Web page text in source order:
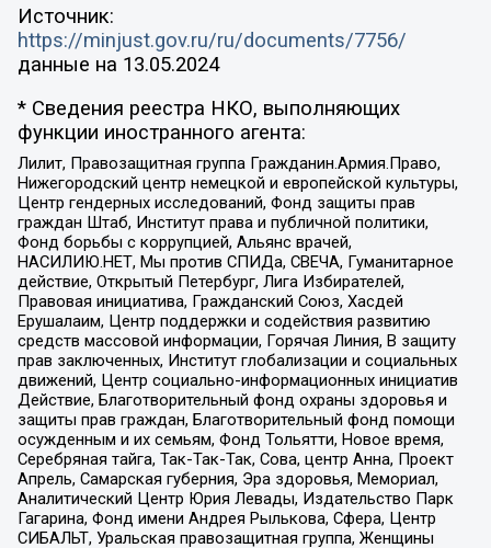
Источник:
https://minjust.gov.ru/ru/documents/7756/
данные на 13.05.2024
* Сведения реестра НКО, выполняющих
функции иностранного агента:
Лилит, Правозащитная группа Гражданин.Армия.Право,
Нижегородский центр немецкой и европейской культуры,
Центр гендерных исследований, Фонд защиты прав
граждан Штаб, Институт права и публичной политики,
Фонд борьбы с коррупцией, Альянс врачей,
НАСИЛИЮ.НЕТ, Мы против СПИДа, СВЕЧА, Гуманитарное
действие, Открытый Петербург, Лига Избирателей,
Правовая инициатива, Гражданский Союз, Хасдей
Ерушалаим, Центр поддержки и содействия развитию
средств массовой информации, Горячая Линия, В защиту
прав заключенных, Институт глобализации и социальных
движений, Центр социально-информационных инициатив
Действие, Благотворительный фонд охраны здоровья и
защиты прав граждан, Благотворительный фонд помощи
осужденным и их семьям, Фонд Тольятти, Новое время,
Серебряная тайга, Так-Так-Так, Сова, центр Анна, Проект
Апрель, Самарская губерния, Эра здоровья, Мемориал,
Аналитический Центр Юрия Левады, Издательство Парк
Гагарина, Фонд имени Андрея Рылькова, Сфера, Центр
СИБАЛЬТ, Уральская правозащитная группа, Женщины